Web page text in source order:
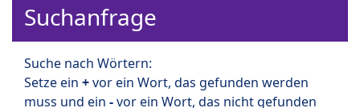
Suchanfrage
Suche nach Wörtern:
Setze ein +vor ein Wort, das gefunden werden
muss und ein -vor ein Wort, das nicht gefunden